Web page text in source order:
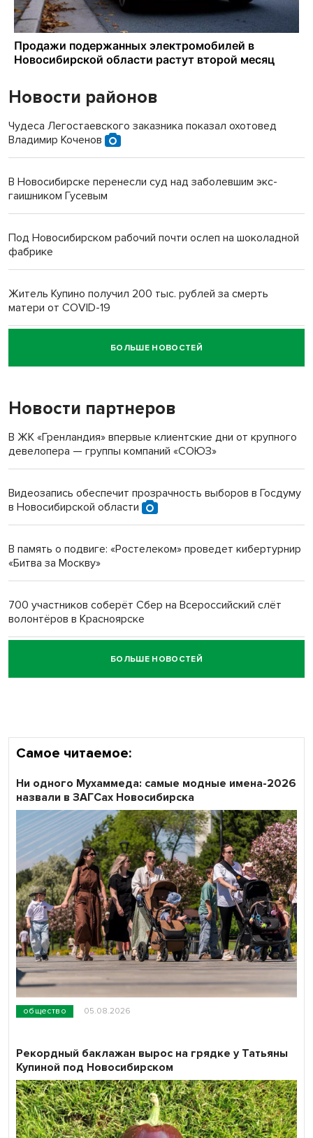
Новости районов
Чудеса Легостаевского заказника показал охотовед
Владимир Коченов
В Новосибирске перенесли суд над заболевшим экс-
гаишником Гусевым
Под Новосибирском рабочий почти ослеп на шоколадной
фабрике
Житель Купино получил 200 тыс. рублей за смерть
матери от COVID-19
Новосибирский суд наказал водителя за смерть
пенсионерки на вокзале
«Мы живём на пастбище!»: в новосибирском селе лошади
терроризируют жителей
Новосибирский преподаватель с женой вошли в топ-16
БОЛЬШЕ НОВОСТЕЙ
Новости партнеров
В ЖК «Гренландия» впервые клиентские дни от крупного
девелопера — группы компаний «СОЮЗ»
Видеозапись обеспечит прозрачность выборов в Госдуму
в Новосибирской области
В память о подвиге: «Ростелеком» проведет кибертурнир
«Битва за Москву»
700 участников соберёт Сбер на Всероссийский слёт
волонтёров в Красноярске
Честный выбор: видеонаблюдение обеспечит
объективность результатов ЕДГ в Новосибирской
БОЛЬШЕ НОВОСТЕЙ
Самое читаемое:
общество 05.08.2026
Ни одного Мухаммеда: самые модные имена-2026
назвали в ЗАГСах Новосибирска
Рекордный баклажан вырос на грядке у Татьяны
Купиной под Новосибирском